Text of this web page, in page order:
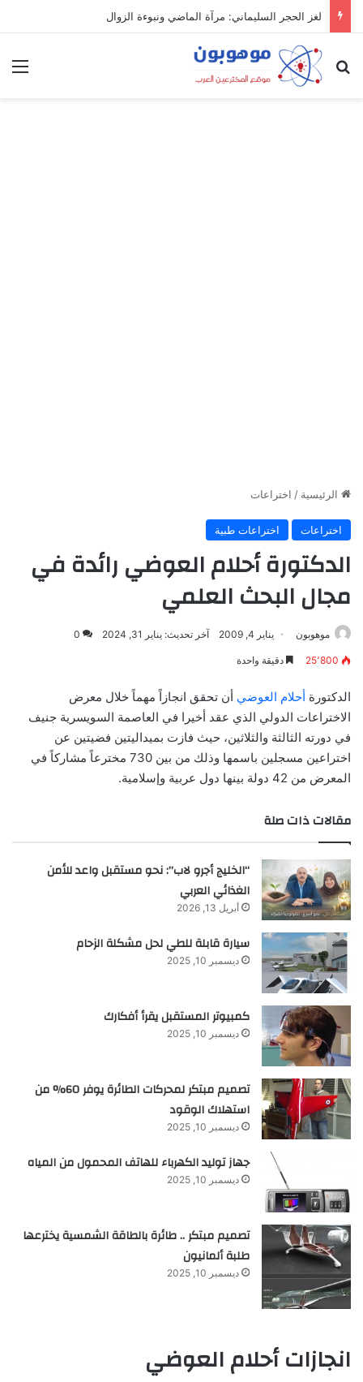
لغز الحجر السليماني: مرآة الماضي ونبوءة الزوال
بحث عن
الرئيسية / اختراعات
اختراعات اختراعات طبية
الدكتورة أحلام العوضي رائدة في
مجال البحث العلمي
موهوبون يناير 4, 2009 آخر تحديث: يناير 31, 2024 0
25٬800 دقيقة واحدة
الدكتورة أحلام العوضي أن تحقق انجازاً مهماً خلال معرض
الاختراعات الدولي الذي عقد أخيرا في العاصمة السويسرية جنيف
في دورته الثالثة والثلاثين، حيث فازت بميداليتين فضيتين عن
اختراعين مسجلين باسمها وذلك من بين 730 مخترعاً مشاركاً في
المعرض من 42 دولة بينها دول عربية وإسلامية.
مقالات ذات صلة
“الخليج أجرو لاب”: نحو مستقبل واعد للأمن
الغذائي العربي
أبريل 13, 2026
سيارة قابلة للطي لحل مشكلة الزحام
ديسمبر 10, 2025
كمبيوتر المستقبل يقرأ أفكارك
ديسمبر 10, 2025
تصميم مبتكر لمحركات الطائرة يوفر 60% من
استهلاك الوقود
ديسمبر 10, 2025
جهاز توليد الكهرباء للهاتف المحمول من المياه
ديسمبر 10, 2025
تصميم مبتكر .. طائرة بالطاقة الشمسية يخترعها
طلبة ألمانيون
ديسمبر 10, 2025
انجازات أحلام العوضي